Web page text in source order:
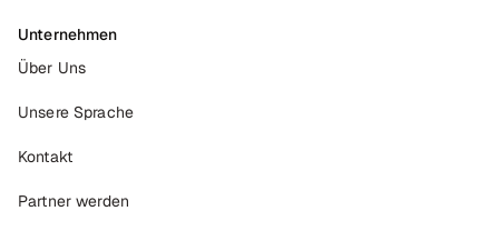
Unternehmen
Über Uns
Unsere Sprache
Kontakt
Partner werden